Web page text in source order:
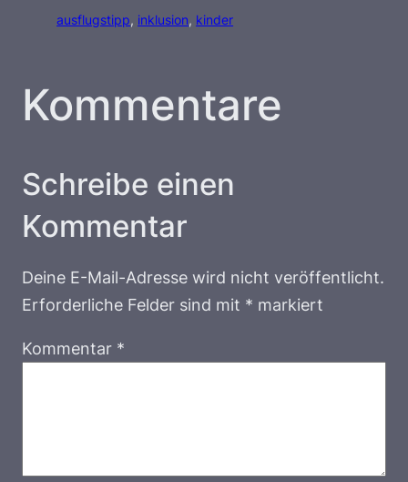
ausflugstipp, inklusion, kinder
Kommentare
Schreibe einen
Kommentar
Deine E-Mail-Adresse wird nicht veröffentlicht.
Erforderliche Felder sind mit * markiert
Kommentar *